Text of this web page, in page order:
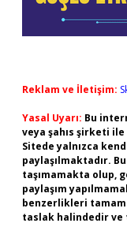
Reklam ve İletişim:
Yasal Uyarı: Bu
veya şahıs şirketi
Sitede yalnızca
paylaşılmaktadır.
taşımamakta olup,
paylaşım
benzerlikleri
taslak halindedir ve